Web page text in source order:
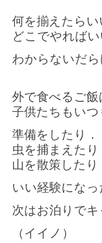
何を揃えたらい
どこでやれば
わからないだ
外で食べるご飯
子供たちもい
準備をしたり．
虫を捕まえたり
山を散策したり
いい経験になっ
次はお泊りでキ
（イイノ）